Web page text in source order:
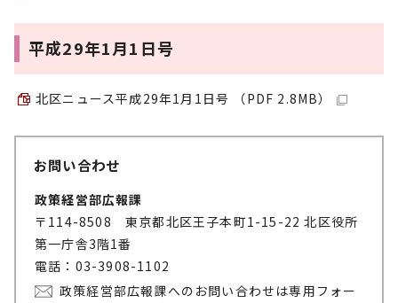
平成29年1月1日号
北区ニュース平成29年1月1日号 （PDF 2.8MB）
お問い合わせ
政策経営部広報課
〒114-8508 東京都北区王子本町1-15-22 北区役所
第一庁舎3階1番
電話：03-3908-1102
政策経営部広報課へのお問い合わせは専用フォー